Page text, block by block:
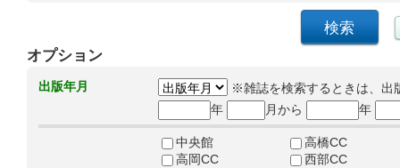
オプション
出版年月
※雑誌を検索するときは、出
年
月から 年
中央館
高橋CC
高岡CC
西部CC